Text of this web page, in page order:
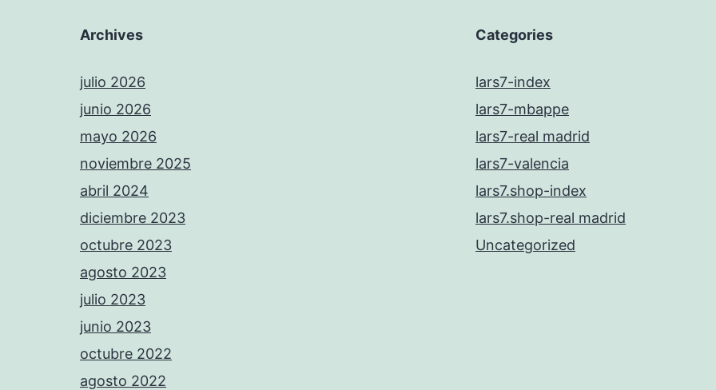
Archives
julio 2026
junio 2026
mayo 2026
noviembre 2025
abril 2024
diciembre 2023
octubre 2023
agosto 2023
julio 2023
junio 2023
octubre 2022
agosto 2022
Categories
lars7-index
lars7-mbappe
lars7-real madrid
lars7-valencia
lars7.shop-index
lars7.shop-real madrid
Uncategorized